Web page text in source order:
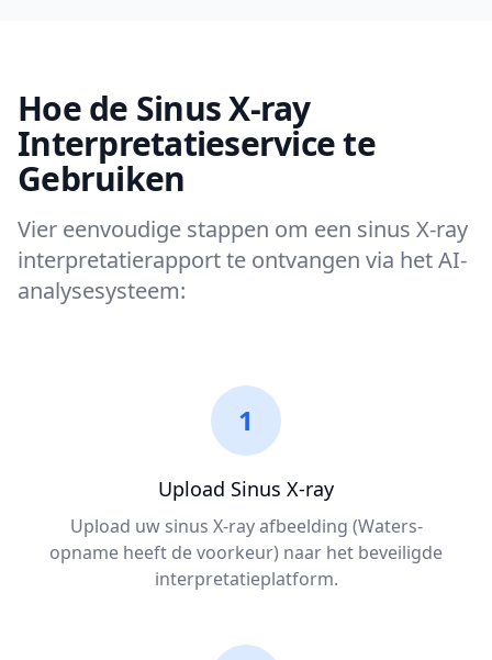
Hoe de Sinus X-ray
Interpretatieservice te
Gebruiken
Vier eenvoudige stappen om een sinus X-ray
interpretatierapport te ontvangen via het AI-
analysesysteem:
1
Upload Sinus X-ray
Upload uw sinus X-ray afbeelding (Waters-
opname heeft de voorkeur) naar het beveiligde
interpretatieplatform.